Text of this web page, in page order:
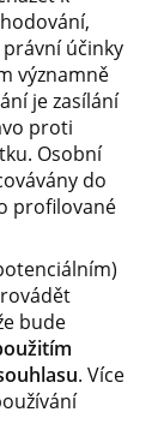
účinky
významně
je zasílání
proti
Osobní
do
profilované
bude
. Více